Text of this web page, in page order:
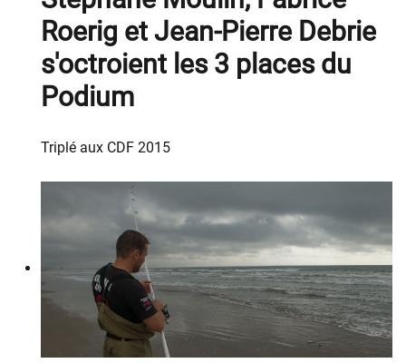
Roerig et Jean-Pierre Debrie
s'octroient les 3 places du
Podium
Triplé aux CDF 2015